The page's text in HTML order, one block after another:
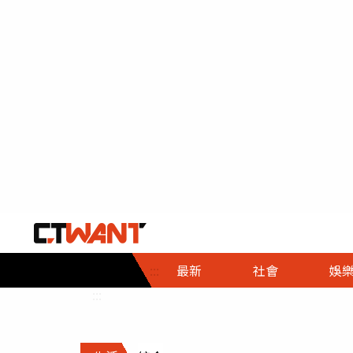
::: 最新 社會
社會首頁
時事
調查
娛樂
娛樂首頁
即時
財經首頁
熱線
政